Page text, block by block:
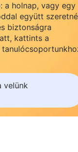
és ha egyéb
a
a
híján
a munkát
Világos, hogy
a holnap, vagy egy
együtt
biztonságra
kattints a
velünk